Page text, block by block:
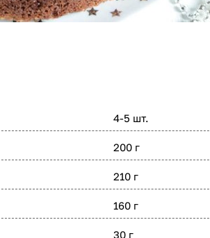
4-5 шт.
200 г
210 г
160 г
30 г